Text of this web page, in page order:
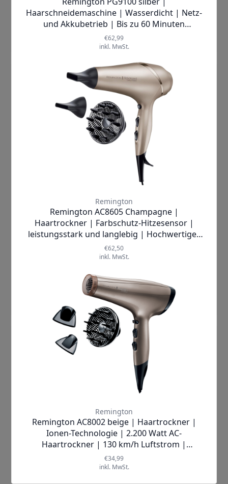
Produkt ansehen
Haarschneidemaschine
✓
SOFORT LIEFERBAR
Lieferzeit:1-2 Werktage
37,99 € inkl. MwSt.
Produkt ansehen
5-810 Silk-epil SensoSmart
Epilierer